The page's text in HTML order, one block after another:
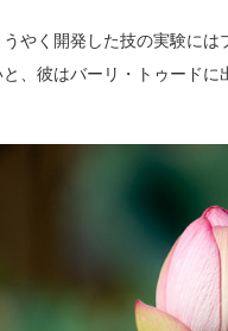
やく開発した技の実験には
、彼はバーリ・トゥードに